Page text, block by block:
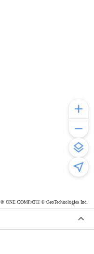
© ONE COMPATH © GeoTechnologies Inc.